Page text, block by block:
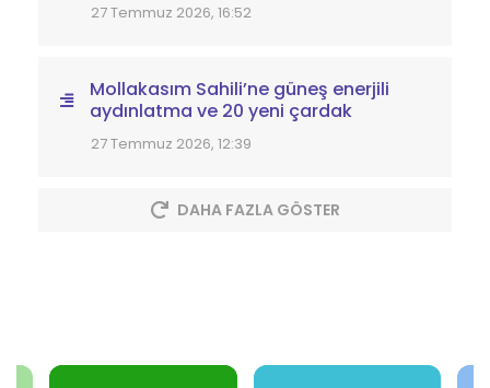
27 Temmuz 2026, 16:52
Mollakasım Sahili’ne güneş enerjili
aydınlatma ve 20 yeni çardak
27 Temmuz 2026, 12:39
DAHA FAZLA GÖSTER